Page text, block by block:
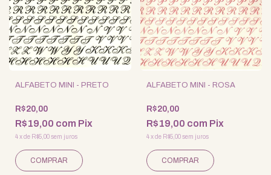
ALFABETO MINI - PRETO
R$20,00
R$19,00 com Pix
4xde R$5,00sem juros
ALFABETO MINI - ROSA
R$20,00
R$19,00 com Pix
4 xde R$5,00 sem juros